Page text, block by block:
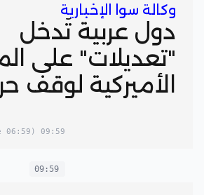
وكالة سوا الإخبارية
دول عربية تُدخل
"تعديلات" على
الأميركية لوقف
09:59
(06:59 in your timezone)
09:59